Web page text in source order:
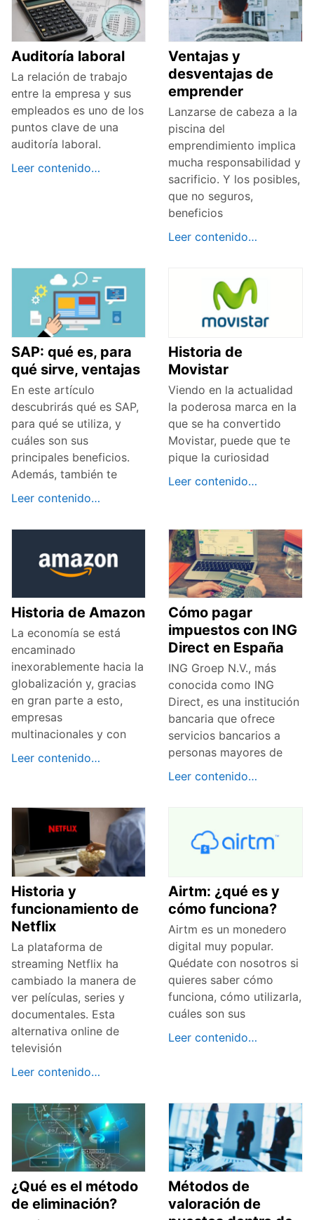
Auditoría laboral
La relación de trabajo
entre la empresa y sus
empleados es uno de los
puntos clave de una
auditoría laboral.
Leer contenido…
Ventajas y
desventajas de
emprender
Lanzarse de cabeza a la
piscina del
emprendimiento implica
mucha responsabilidad y
sacrificio. Y los posibles,
que no seguros,
beneficios
Leer contenido…
SAP: qué es, para
qué sirve, ventajas
En este artículo
descubrirás qué es SAP,
para qué se utiliza, y
cuáles son sus
principales beneficios.
Además, también te
Leer contenido…
Historia de
Movistar
Viendo en la actualidad
la poderosa marca en la
que se ha convertido
Movistar, puede que te
pique la curiosidad
Leer contenido…
Historia de Amazon
La economía se está
encaminado
inexorablemente hacia la
globalización y, gracias
en gran parte a esto,
empresas
multinacionales y con
Leer contenido…
Cómo pagar
impuestos con ING
Direct en España
ING Groep N.V., más
conocida como ING
Direct, es una institución
bancaria que ofrece
servicios bancarios a
personas mayores de
Leer contenido…
Historia y
funcionamiento de
Netflix
La plataforma de
streaming Netflix ha
cambiado la manera de
ver películas, series y
documentales. Esta
alternativa online de
televisión
Leer contenido…
Airtm: ¿qué es y
cómo funciona?
Airtm es un monedero
digital muy popular.
Quédate con nosotros si
quieres saber cómo
funciona, cómo utilizarla,
cuáles son sus
Leer contenido…
¿Qué es el método
de eliminación?
Métodos de
valoración de